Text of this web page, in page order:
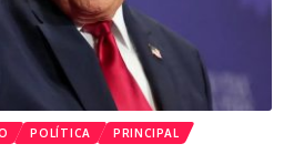
POLÍTICA PRINCIPAL